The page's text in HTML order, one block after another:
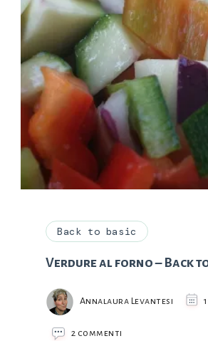
Back to basic
Verdure al forno – Back
Annalaura Levantesi
2 commenti